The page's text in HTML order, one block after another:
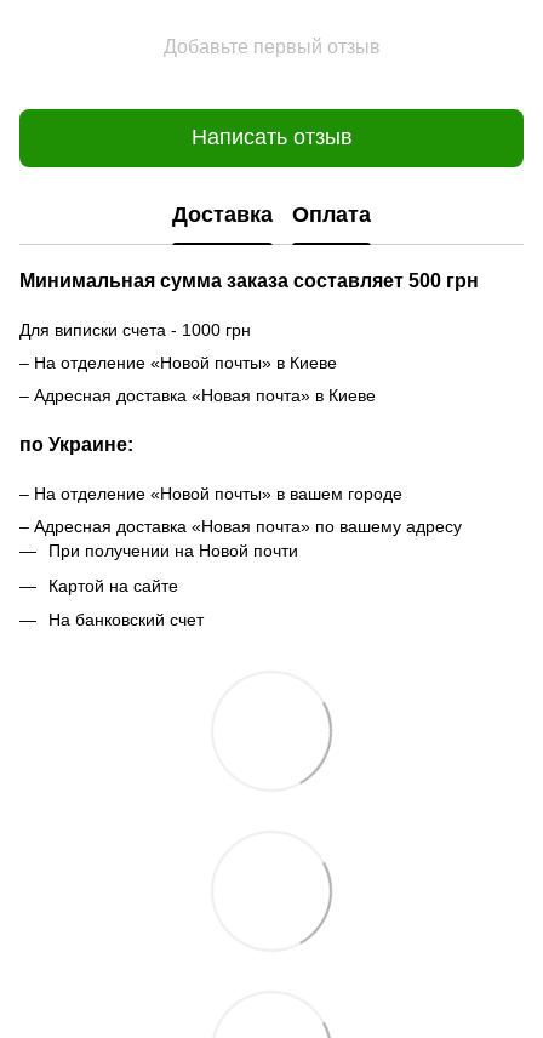
Добавьте первый отзыв
Написать отзыв
Доставка Оплата
Минимальная сумма заказа составляет 500 грн
Для виписки счета - 1000 грн
– На отделение «Новой почты» в Киеве
– Адресная доставка «Новая почта» в Киеве
по Украине:
– На отделение «Новой почты» в вашем городе
– Адресная доставка «Новая почта» по вашему адресу
При получении на Новой почти
Картой на сайте
На банковский счет